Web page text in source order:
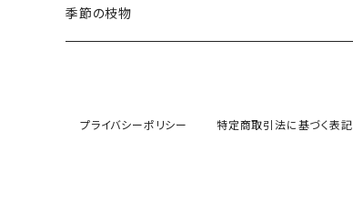
季節の枝物
プライバシーポリシー 特定商取引法に基づく表記